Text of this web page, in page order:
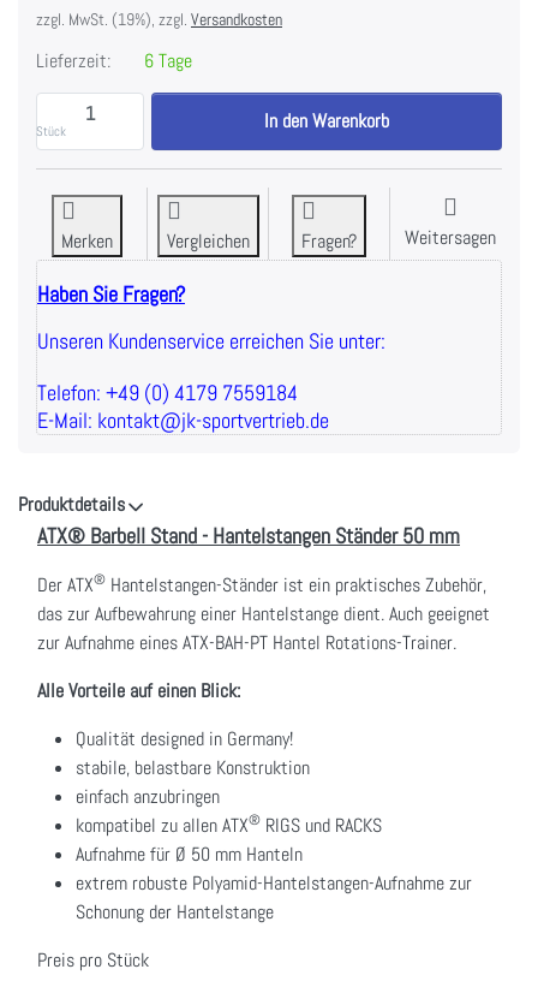
zzgl. MwSt. (19%), zzgl. Versandkosten
Lieferzeit: 6 Tage
Stück
ATX Barbell Stand - Hantelstangen Ständer 50 mm
In den Warenkorb
Merken Vergleichen Fragen? Weitersagen
Haben Sie Fragen?
Unseren Kundenservice erreichen Sie unter:
Telefon: +49 (0) 4179 7559184
E-Mail: kontakt@jk-sportvertrieb.de
Produktdetails
ATX® Barbell Stand - Hantelstangen Ständer 50 mm
Der ATX® Hantelstangen-Ständer ist ein praktisches Zubehör,
das zur Aufbewahrung einer Hantelstange dient. Auch geeignet
zur Aufnahme einesATX-BAH-PT Hantel Rotations-Trainer.
Alle Vorteile auf einen Blick:
Qualität designed in Germany!
stabile, belastbare Konstruktion
einfach anzubringen
kompatibel zu allen ATX® RIGS und RACKS
Aufnahme für Ø 50 mm Hanteln
extrem robuste Polyamid-Hantelstangen-Aufnahme zur
Schonung der Hantelstange
Preis pro Stück